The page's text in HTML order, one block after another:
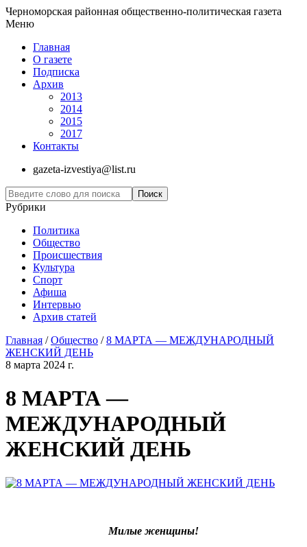
Черноморская районная общественно-политическая газета
Меню
Главная
О газете
Подписка
Архив
2013
2014
2015
2017
Контакты
gazeta-izvestiya@list.ru
Рубрики
Политика
Общество
Проиcшествия
Культура
Спорт
Афиша
Интервью
Архив статей
Главная /Общество /8 МАРТА — МЕЖДУНАРОДНЫЙ
ЖЕНСКИЙ ДЕНЬ
8 марта 2024 г.
8 МАРТА —
МЕЖДУНАРОДНЫЙ
ЖЕНСКИЙ ДЕНЬ
Милые женщины!